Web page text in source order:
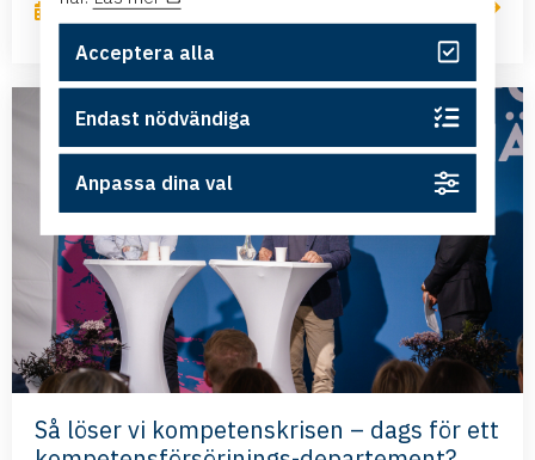
2 juli, 2026
Så löser vi kompetenskrisen – dags för ett
Acceptera alla
Endast nödvändiga
Anpassa dina val